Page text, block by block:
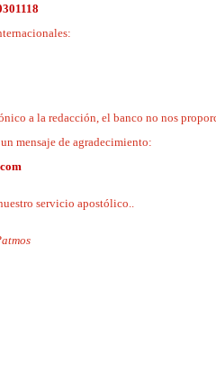
a la redacción, el banco no nos
mensaje de agradecimiento:
servicio apostólico..